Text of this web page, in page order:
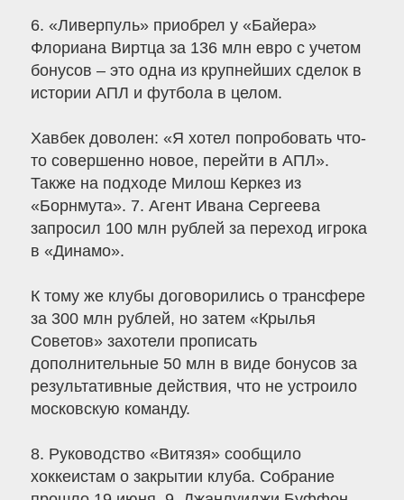
6. «Ливерпуль» приобрел у «Байера»
Флориана Виртца за 136 млн евро с учетом
бонусов – это одна из крупнейших сделок в
истории АПЛ и футбола в целом.
Хавбек доволен: «Я хотел попробовать что-
то совершенно новое, перейти в АПЛ».
Также на подходе Милош Керкез из
«Борнмута». 7. Агент Ивана Сергеева
запросил 100 млн рублей за переход игрока
в «Динамо».
К тому же клубы договорились о трансфере
за 300 млн рублей, но затем «Крылья
Советов» захотели прописать
дополнительные 50 млн в виде бонусов за
результативные действия, что не устроило
московскую команду.
8. Руководство «Витязя» сообщило
хоккеистам о закрытии клуба. Собрание